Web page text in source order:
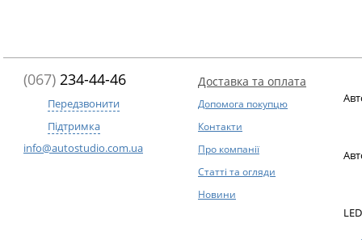
(067) 234-44-46
Передзвонити
Підтримка
info@autostudio.com.ua
Доставка та оплата
Допомога покупцю
Контакти
Про компанії
Статті та огляди
Новини